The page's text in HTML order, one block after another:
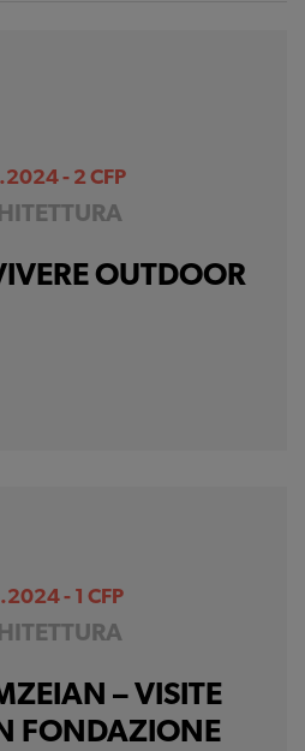
- 2 CFP
OUTDOOR
- 1 CFP
– VISITE
FONDAZIONE